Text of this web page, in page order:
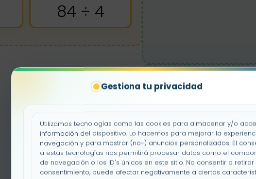
Gestiona tu privacidad
Utilizamos tecnologías como las cookies para almacenar y/o
información del dispositivo. Lo hacemos para mejorar la
navegación y para mostrar (no-) anuncios personalizados. El
a estas tecnologías nos permitirá procesar datos como el
de navegación o los ID's únicos en este sitio. No consentir o retirar
consentimiento, puede afectar negativamente a ciertas
84 ÷ 4